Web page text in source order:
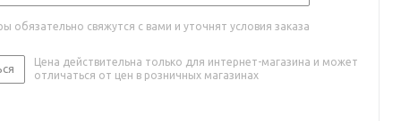
обязательно свяжутся с вами и уточнят условия заказа
Цена действительна только для интернет-магазина и может
отличаться от цен в розничных магазинах